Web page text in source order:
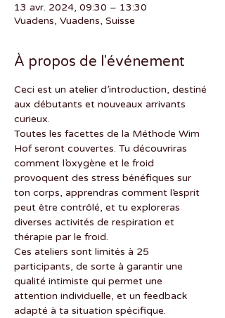
13 avr. 2024, 09:30 – 13:30
Vuadens, Vuadens, Suisse
À propos de l'événement
Ceci est un atelier d’introduction, destiné
aux débutants et nouveaux arrivants
curieux.
Toutes les facettes de la Méthode Wim
Hof seront couvertes. Tu découvriras
comment l’oxygène et le froid
provoquent des stress bénéfiques sur
ton corps, apprendras comment l’esprit
peut être contrôlé, et tu exploreras
diverses activités de respiration et
thérapie par le froid.
Ces ateliers sont limités à 25
participants, de sorte à garantir une
qualité intimiste qui permet une
attention individuelle, et un feedback
adapté à ta situation spécifique.